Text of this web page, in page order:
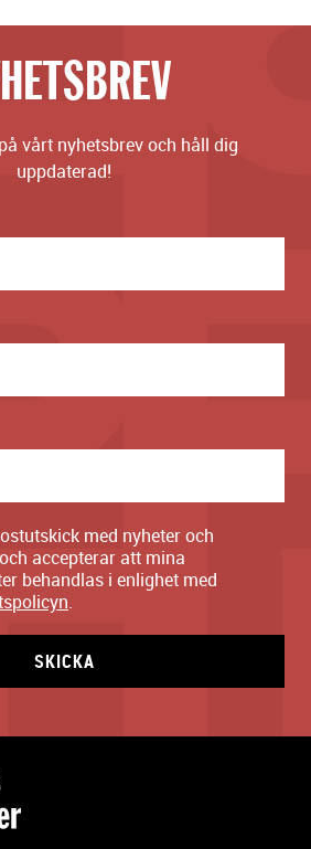
vårt nyhetsbrev och håll dig
uppdaterad!
med nyheter och
accepterar att mina
behandlas i enlighet med
.
SKICKA